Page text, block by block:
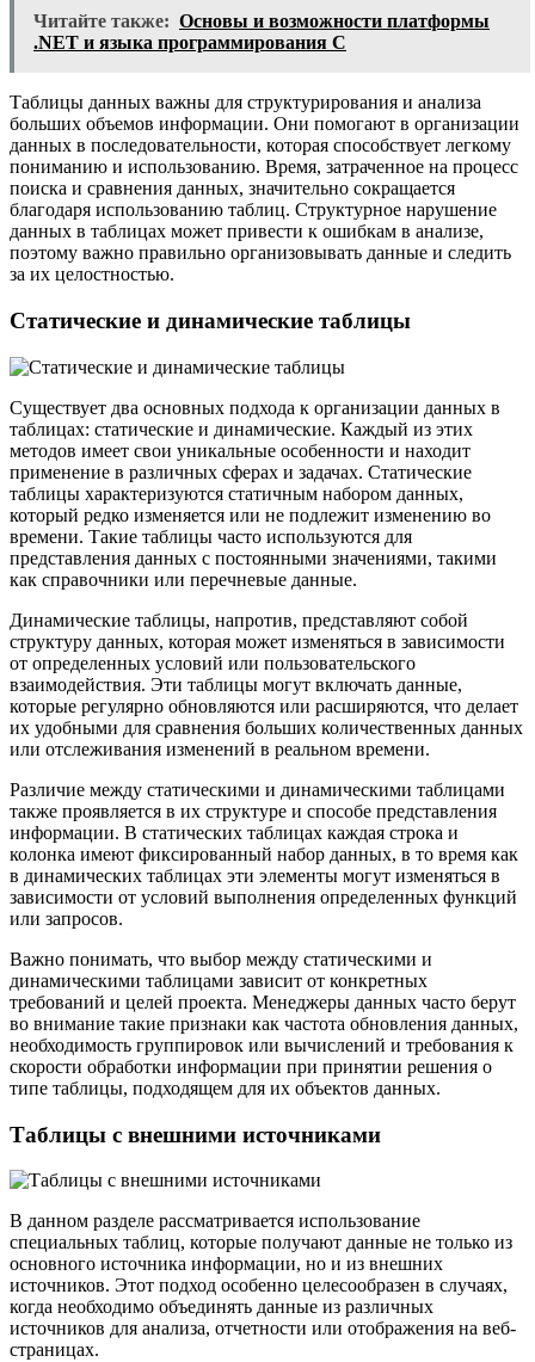
Читайте также: Основы и возможности платформы
.NET и языка программирования C
Таблицы данных важны для структурирования и анализа
больших объемов информации. Они помогают в организации
данных в последовательности, которая способствует легкому
пониманию и использованию. Время, затраченное на процесс
поиска и сравнения данных, значительно сокращается
благодаря использованию таблиц. Структурное нарушение
данных в таблицах может привести к ошибкам в анализе,
поэтому важно правильно организовывать данные и следить
за их целостностью.
Статические и динамические таблицы
Существует два основных подхода к организации данных в
таблицах: статические и динамические. Каждый из этих
методов имеет свои уникальные особенности и находит
применение в различных сферах и задачах. Статические
таблицы характеризуются статичным набором данных,
который редко изменяется или не подлежит изменению во
времени. Такие таблицы часто используются для
представления данных с постоянными значениями, такими
как справочники или перечневые данные.
Динамические таблицы, напротив, представляют собой
структуру данных, которая может изменяться в зависимости
от определенных условий или пользовательского
взаимодействия. Эти таблицы могут включать данные,
которые регулярно обновляются или расширяются, что делает
их удобными для сравнения больших количественных данных
или отслеживания изменений в реальном времени.
Различие между статическими и динамическими таблицами
также проявляется в их структуре и способе представления
информации. В статических таблицах каждая строка и
колонка имеют фиксированный набор данных, в то время как
в динамических таблицах эти элементы могут изменяться в
зависимости от условий выполнения определенных функций
или запросов.
Важно понимать, что выбор между статическими и
динамическими таблицами зависит от конкретных
требований и целей проекта. Менеджеры данных часто берут
во внимание такие признаки как частота обновления данных,
необходимость группировок или вычислений и требования к
скорости обработки информации при принятии решения о
типе таблицы, подходящем для их объектов данных.
Таблицы с внешними источниками
В данном разделе рассматривается использование
специальных таблиц, которые получают данные не только из
основного источника информации, но и из внешних
источников. Этот подход особенно целесообразен в случаях,
когда необходимо объединять данные из различных
источников для анализа, отчетности или отображения на веб-
страницах.